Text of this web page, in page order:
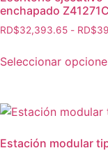
enchapado
RD$32,393.65 - RD$
Seleccionar
Estación modular